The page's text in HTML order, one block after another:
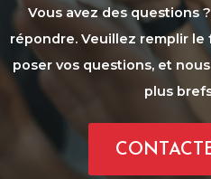
Vous avez des questions
répondre. Veuillez remplir
poser vos questions, et
plus